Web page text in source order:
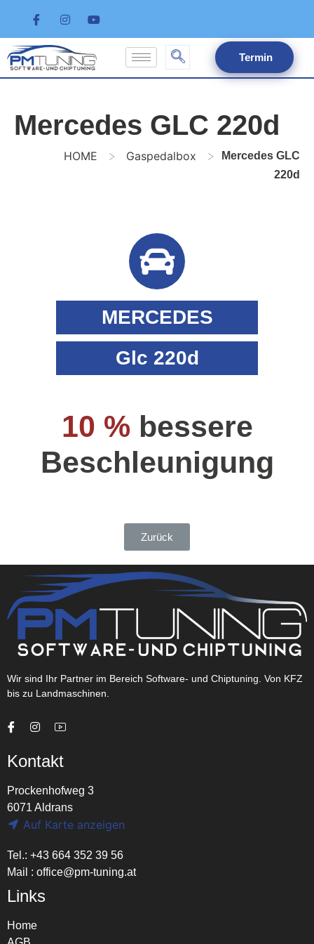
Termin
Mercedes GLC 220d
HOME > Gaspedalbox >
Mercedes GLC
220d
MERCEDES
Glc 220d
10 % bessere
Beschleunigung
Zurück
Wir sind Ihr Partner im Bereich Software- und Chiptuning. Von KFZ
bis zu Landmaschinen.
Kontakt
Prockenhofweg 3
6071 Aldrans
Auf Karte anzeigen
Tel.: +43 664 352 39 56
Mail : office@pm-tuning.at
Links
Home